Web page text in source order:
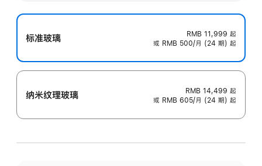
标准玻璃 RMB 11,999 起
或 RMB 500/月 (24 期) 起
纳米纹理玻璃 RMB 14,499 起
或 RMB 605/月 (24 期) 起